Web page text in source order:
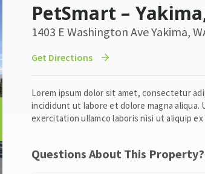
PetSmart –
1403 E Washington Ave Yakima,
Get Directions
Lorem ipsum dolor sit amet, consectetur
incididunt ut labore et dolore magna aliqua.
exercitation ullamco laboris nisi ut aliquip
Questions About This Property?